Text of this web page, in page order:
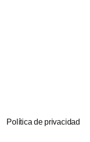
Política de privacidad